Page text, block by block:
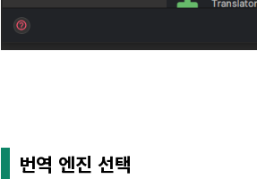
번역 엔진 선택